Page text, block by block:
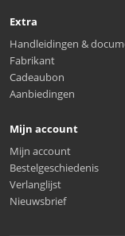
Extra
Handleidingen &
Fabrikant
Cadeaubon
Aanbiedingen
Mijn account
Mijn account
Bestelgeschiedenis
Verlanglijst
Nieuwsbrief